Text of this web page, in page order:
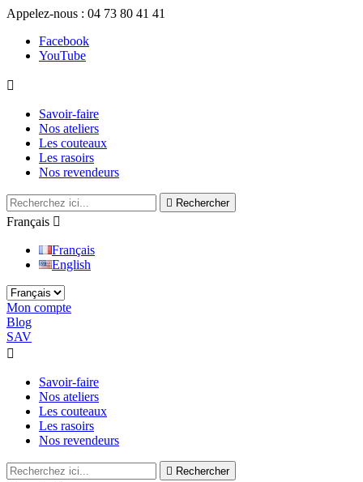
Appelez-nous : 04 73 80 41 41
Facebook
YouTube

Savoir-faire
Nos ateliers
Les couteaux
Les rasoirs
Nos revendeurs
 Rechercher
Français 
Français
English
Mon compte
Blog
SAV

Savoir-faire
Nos ateliers
Les couteaux
Les rasoirs
Nos revendeurs
 Rechercher